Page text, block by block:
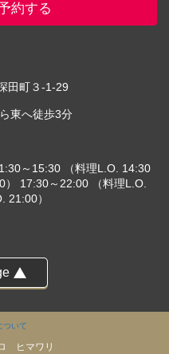
約する
田町３-1-29
東へ徒歩3分
～15:30 （料理L.O. 14:30
） 17:30～22:00 （料理L.O.
21:00）
ついて
ヒマワリ